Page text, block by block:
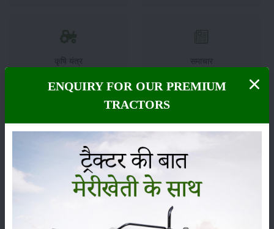
कृषि यंत्र समाचार
लाड़ली बहना योजना की 36वीं किस्त जारी, करोड़ों महिलाओं के
खातों में पहुंचे 1500 रुपये
ENQUIRY FOR OUR PREMIUM
TRACTORS